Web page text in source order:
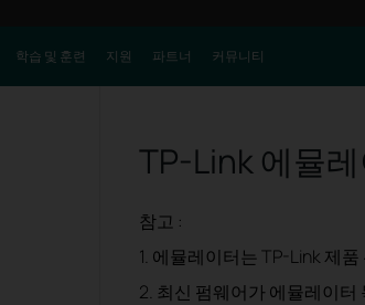
학습 및 훈련 지원 파트너 커뮤니티
TP-Link 에뮬
참고 :
1. 에뮬레이터는 TP-Link 제
2. 최신 펌웨어가 에뮬레이